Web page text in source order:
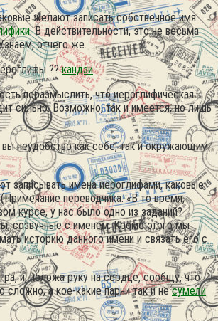
желают записать собственное имя
. В действительности, это не весьма
отчего же.
??кандзи
поразмыслить, что иероглифическая
сильно. Возможно, так и имеется, но лишь
вы неудобство как себе, так и окружающим
записывать имена иероглифами, каковые
переводчика: «В то время,
курсе, у нас было одно из заданий?
созвучные с именем. Кроме этого мы
историю данного имени и связать его с
и, положа руку на сердце, сообщу, что
сложно, а кое-какие парни так и несумели